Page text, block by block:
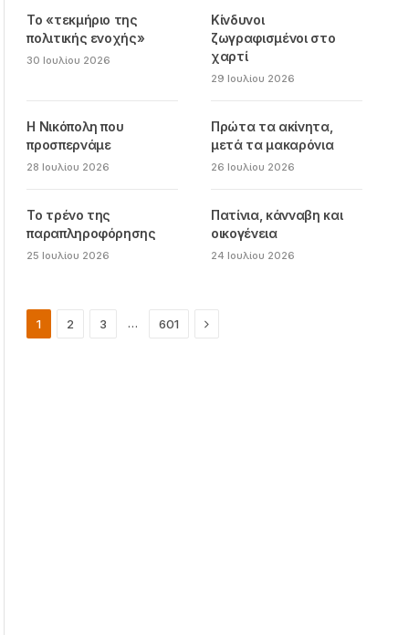
Το «τεκμήριο της
πολιτικής ενοχής»
30 Ιουλίου 2026
Κίνδυνοι
ζωγραφισμένοι στο
χαρτί
29 Ιουλίου 2026
Η Νικόπολη που
προσπερνάμε
28 Ιουλίου 2026
Πρώτα τα ακίνητα,
μετά τα μακαρόνια
26 Ιουλίου 2026
Το τρένο της
παραπληροφόρησης
25 Ιουλίου 2026
Πατίνια, κάνναβη και
οικογένεια
24 Ιουλίου 2026
1 2 3 … 601 Next